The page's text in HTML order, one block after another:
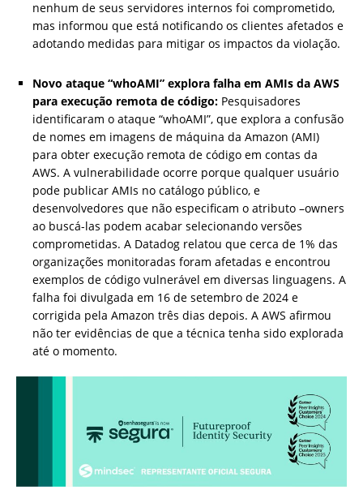
nenhum de seus servidores internos foi comprometido,
mas informou que está notificando os clientes afetados e
adotando medidas para mitigar os impactos da violação.
Novo ataque “whoAMI” explora falha em AMIs da AWS
para execução remota de código: Pesquisadores
identificaram o ataque “whoAMI”, que explora a confusão
de nomes em imagens de máquina da Amazon (AMI)
para obter execução remota de código em contas da
AWS. A vulnerabilidade ocorre porque qualquer usuário
pode publicar AMIs no catálogo público, e
desenvolvedores que não especificam o atributo –owners
ao buscá-las podem acabar selecionando versões
comprometidas. A Datadog relatou que cerca de 1% das
organizações monitoradas foram afetadas e encontrou
exemplos de código vulnerável em diversas linguagens. A
falha foi divulgada em 16 de setembro de 2024 e
corrigida pela Amazon três dias depois. A AWS afirmou
não ter evidências de que a técnica tenha sido explorada
até o momento.